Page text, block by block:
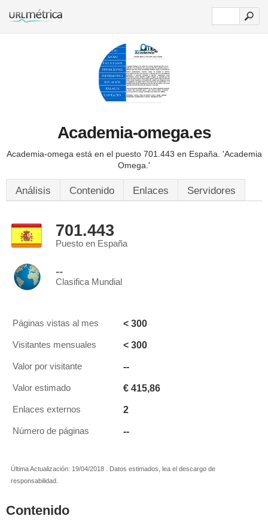
Academia-omega.es
Academia-omega está en el puesto 701.443 en España. 'Academia
Omega.'
Análisis Contenido Enlaces Servidores
701.443
Puesto en España
--
Clasifica Mundial
Páginas vistas al mes < 300
Visitantes mensuales < 300
Valor por visitante --
Valor estimado € 415,86
Enlaces externos 2
Número de páginas --
Última Actualización: 19/04/2018 . Datos estimados, lea el descargo de
responsabilidad.
Contenido